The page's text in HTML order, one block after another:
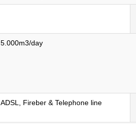
5.000m3/day
ADSL, Fireber & Telephone line